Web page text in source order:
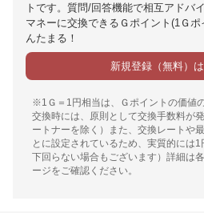
トです。質問/回答機能で相互アドバ
マネーに交換できるＧポイント(1Ｇ
んたまる！
新規登録（無料）
※1Ｇ＝1円相当は、Ｇポイントの価値
交換時には、原則として交換手数料が
ートナーを除く）また、交換レートや
とに設定されているため、実質的には
下回らない場合もございます）詳細は
ージをご確認ください。